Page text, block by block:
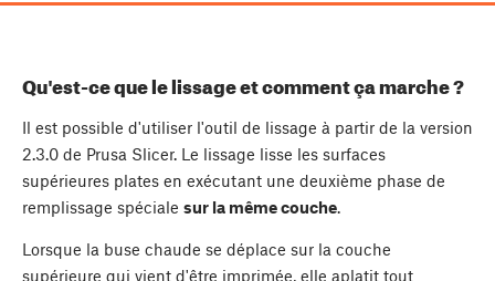
Qu'est-ce que le lissage et comment ça marche ?
Il est possible d'utiliser l'outil de lissage à partir de la version
2.3.0 de Prusa Slicer. Le lissage lisse les surfaces
supérieures plates en exécutant une deuxième phase de
remplissage spéciale sur la même couche.
Lorsque la buse chaude se déplace sur la couche
supérieure qui vient d'être imprimée, elle aplatit tout